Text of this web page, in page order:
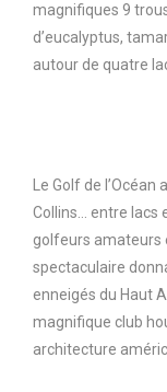
magnifiques 9
d’eucalyptus,
autour de quatre
Le Golf de
Collins… entre lacs
golfeurs amateurs
spectaculaire
enneigés du Haut
magnifique club
architecture